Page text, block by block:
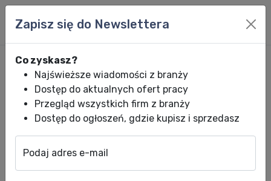
Zapisz się do Newslettera
Co zyskasz?
Najświeższe wiadomości z branży
Dostęp do aktualnych ofert pracy
Przegląd wszystkich firm z branży
Dostęp do ogłoszeń, gdzie kupisz i sprzedasz
Podaj adres e-mail